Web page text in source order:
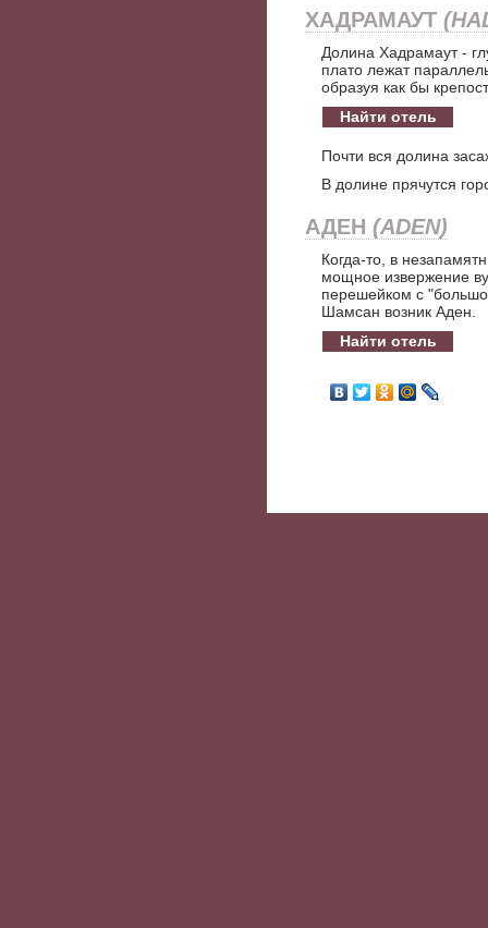
ХАДРАМАУТ
Долина Хадрамаут -
плато лежат
образуя как бы
Найти отель
Почти вся долина
В долине прячутся
АДЕН (ADEN)
Когда-то, в
мощное извержение
перешейком с
Шамсан возник Аден.
Найти отель